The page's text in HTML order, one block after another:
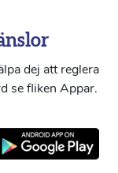
dej att reglera
se fliken Appar.